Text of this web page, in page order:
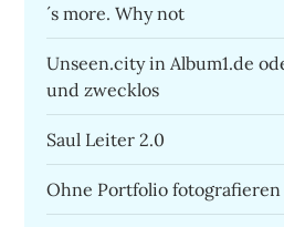
´s more. Why not
Unseen.city in Album1.de
und zwecklos
Saul Leiter 2.0
Ohne Portfolio fotografieren